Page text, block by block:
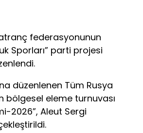
federasyonunun
Sporları” parti projesi
düzenlenen Tüm Rusya
bölgesel eleme turnuvası
2026”, Aleut Sergi